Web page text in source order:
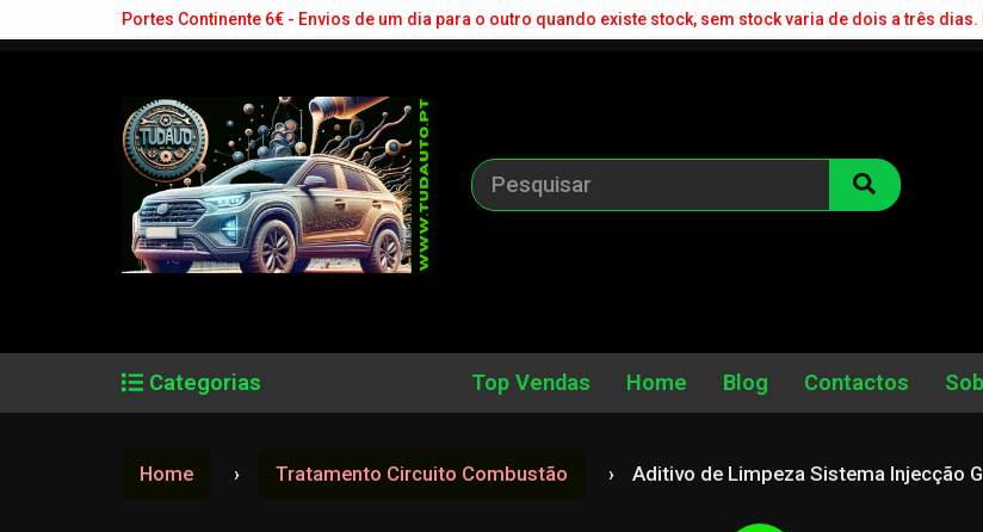
Portes Continente 6€ - Envios de um dia para o outro quando existe stock, sem stock varia de dois a três dias.
Top Vendas Home Blog Contactos
Categorias
Home Tratamento Circuito Combustão Aditivo de Limpeza Sistema Injecção